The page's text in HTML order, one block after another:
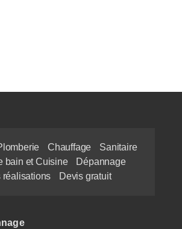
Chauffage
Sanitaire
bain et Cuisine
Dépannage
réalisations
Devis gratuit